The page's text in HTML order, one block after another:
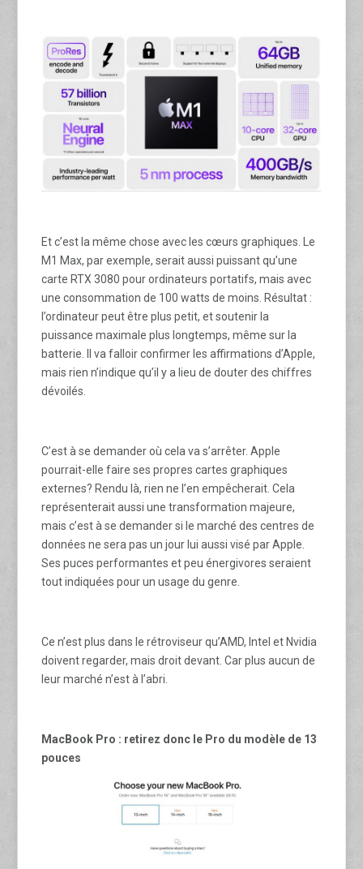
Et c’est la même chose avec les cœurs graphiques. Le
M1 Max, par exemple, serait aussi puissant qu’une
carte RTX 3080 pour ordinateurs portatifs, mais avec
une consommation de 100 watts de moins. Résultat :
l’ordinateur peut être plus petit, et soutenir la
puissance maximale plus longtemps, même sur la
batterie. Il va falloir confirmer les affirmations d’Apple,
mais rien n’indique qu’il y a lieu de douter des chiffres
dévoilés.
C’est à se demander où cela va s’arrêter. Apple
pourrait-elle faire ses propres cartes graphiques
externes? Rendu là, rien ne l’en empêcherait. Cela
représenterait aussi une transformation majeure,
mais c’est à se demander si le marché des centres de
données ne sera pas un jour lui aussi visé par Apple.
Ses puces performantes et peu énergivores seraient
tout indiquées pour un usage du genre.
Ce n’est plus dans le rétroviseur qu’AMD, Intel et Nvidia
doivent regarder, mais droit devant. Car plus aucun de
leur marché n’est à l’abri.
MacBook Pro : retirez donc le Pro du modèle de 13
pouces